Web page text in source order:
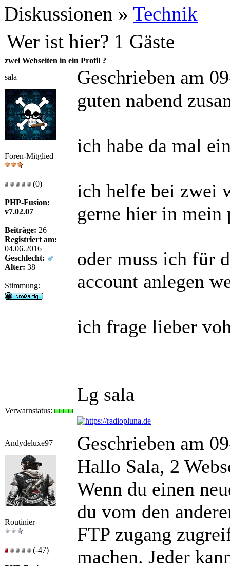
Diskussionen » Technik
Wer ist hier? 1 Gäste
zwei Webseiten in ein Profil ?
sala
Geschrieben am
Foren-Mitglied
(0)
PHP-Fusion:
v7.02.07
Beiträge: 26
Registriert am:
04.06.2016
Geschlecht:
Alter: 38
Stimmung:
guten nabend
ich habe da mal
ich helfe bei zwei
gerne hier in
oder muss ich für
account anlegen
ich frage lieber
Lg sala
Verwarnstatus:
Andydeluxe97 Geschrieben am
Routinier
(-47)
Hallo Sala, 2
Wenn du einen
du vom den
FTP zugang
machen. Jeder